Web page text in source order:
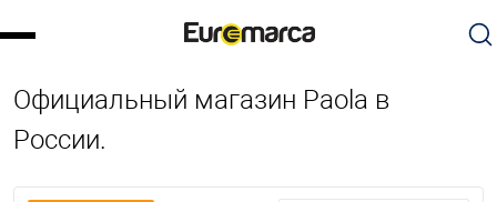
Официальный магазин Paola в
России.